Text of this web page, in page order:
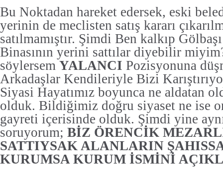
Bu Noktadan hareket edersek, eski
yerinin de meclisten satış kararı
satılmamıştır. Şimdi Ben kalkıp
Binasının yerini sattılar diyebilir
söylersem YALANCI Pozisyonuna
Arkadaşlar Kendileriyle Bizi
Siyasi Hayatımız boyunca ne aldatan
olduk. Bildiğimiz doğru siyaset ne ise
gayreti içerisinde olduk. Şimdi yine
soruyorum; BİZ ÖRENCİK
SATTIYSAK ALANLARIN
KURUMSA KURUM İSMİNİ